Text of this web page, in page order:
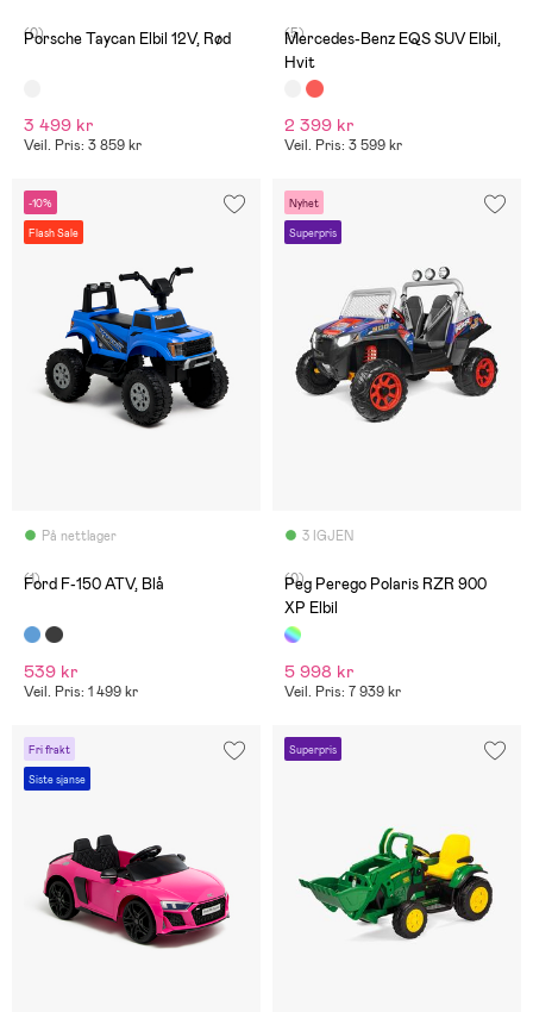
(0)
Porsche Taycan Elbil 12V, Rød
3 499 kr
Veil. Pris: 3 859 kr
(5)
Mercedes-Benz EQS SUV Elbil,
Hvit
2 399 kr
Veil. Pris: 3 599 kr
-10%
Flash Sale
På nettlager
(1)
Ford F-150 ATV, Blå
539 kr
Veil. Pris: 1 499 kr
Nyhet
Superpris
3 IGJEN
(0)
Peg Perego Polaris RZR 900
XP Elbil
5 998 kr
Veil. Pris: 7 939 kr
Fri frakt
Siste sjanse
Superpris